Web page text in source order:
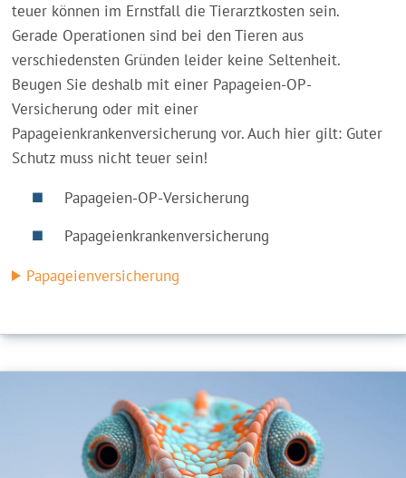
teuer können im Ernstfall die Tierarztkosten sein.
Gerade Operationen sind bei den Tieren aus
verschiedensten Gründen leider keine Seltenheit.
Beugen Sie deshalb mit einer Papageien-OP-
Versicherung oder mit einer
Papageienkrankenversicherung vor. Auch hier gilt: Guter
Schutz muss nicht teuer sein!
Papageien-OP-Versicherung
Papageienkrankenversicherung
Papageienversicherung